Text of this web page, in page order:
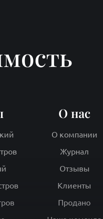
О нас
О компании
Журнал
Отзывы
Клиенты
Продано